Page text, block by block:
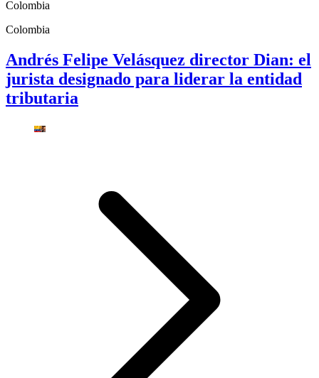
Colombia
Colombia
Andrés Felipe Velásquez director Dian: el
jurista designado para liderar la entidad
tributaria